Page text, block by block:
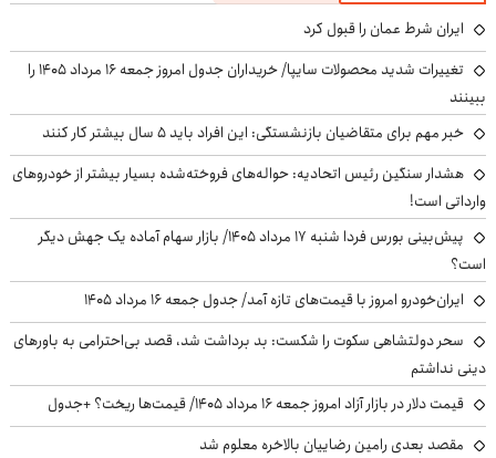
ایران شرط عمان را قبول کرد
تغییرات شدید محصولات سایپا/ خریداران جدول امروز جمعه ۱۶ مرداد ۱۴۰۵ را
ببینند
خبر مهم برای متقاضیان بازنشستگی: این افراد باید ۵ سال بیشتر کار کنند
هشدار سنگین رئیس اتحادیه: حواله‌های فروخته‌شده بسیار بیشتر از خودروهای
وارداتی است!
پیش‌بینی بورس فردا شنبه ۱۷ مرداد ۱۴۰۵/ بازار سهام آماده یک جهش دیگر
است؟
ایران‌خودرو امروز با قیمت‌های تازه آمد/ جدول جمعه ۱۶ مرداد ۱۴۰۵
سحر دولتشاهی سکوت را شکست: بد برداشت شد، قصد بی‌احترامی به باورهای
دینی نداشتم
قیمت دلار در بازار آزاد امروز جمعه ۱۶ مرداد ۱۴۰۵/ قیمت‌ها ریخت؟ +جدول
مقصد بعدی رامین رضاییان بالاخره معلوم شد